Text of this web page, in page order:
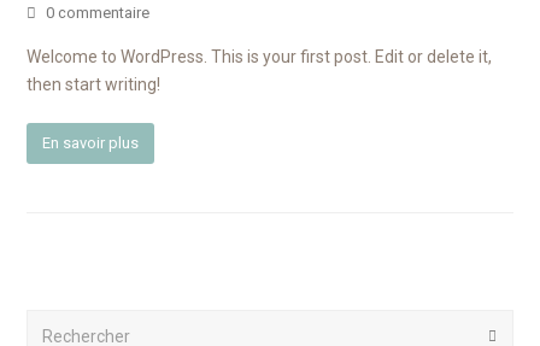
0 commentaire
Welcome to WordPress. This is your first post. Edit or delete it,
then start writing!
En savoir plus